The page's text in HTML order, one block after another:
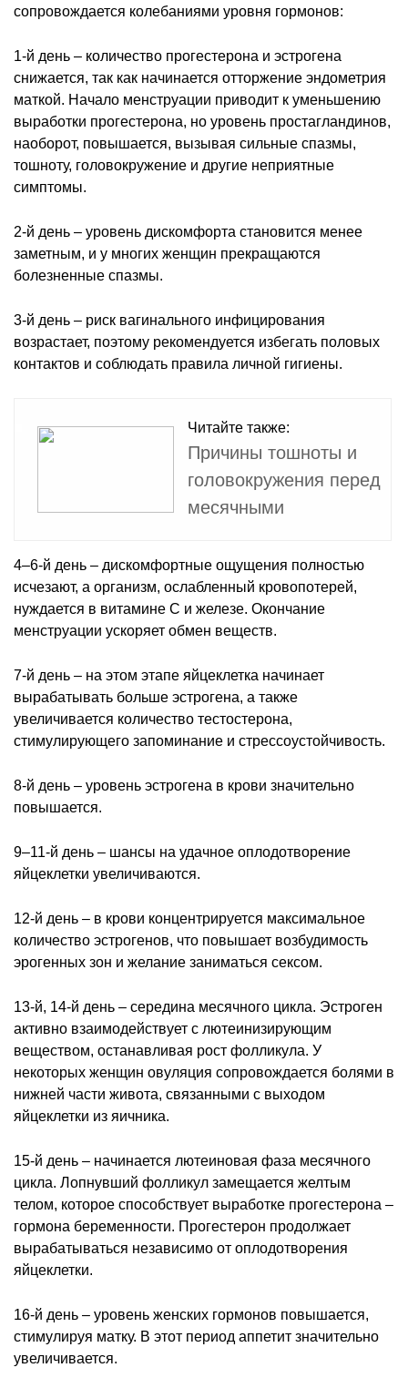
сопровождается колебаниями уровня гормонов:
1-й день – количество прогестерона и эстрогена
снижается, так как начинается отторжение эндометрия
маткой. Начало менструации приводит к уменьшению
выработки прогестерона, но уровень простагландинов,
наоборот, повышается, вызывая сильные спазмы,
тошноту, головокружение и другие неприятные
симптомы.
2-й день – уровень дискомфорта становится менее
заметным, и у многих женщин прекращаются
болезненные спазмы.
3-й день – риск вагинального инфицирования
возрастает, поэтому рекомендуется избегать половых
контактов и соблюдать правила личной гигиены.
Читайте также:
Причины тошноты и
головокружения перед
месячными
4–6-й день – дискомфортные ощущения полностью
исчезают, а организм, ослабленный кровопотерей,
нуждается в витамине С и железе. Окончание
менструации ускоряет обмен веществ.
7-й день – на этом этапе яйцеклетка начинает
вырабатывать больше эстрогена, а также
увеличивается количество тестостерона,
стимулирующего запоминание и стрессоустойчивость.
8-й день – уровень эстрогена в крови значительно
повышается.
9–11-й день – шансы на удачное оплодотворение
яйцеклетки увеличиваются.
12-й день – в крови концентрируется максимальное
количество эстрогенов, что повышает возбудимость
эрогенных зон и желание заниматься сексом.
13-й, 14-й день – середина месячного цикла. Эстроген
активно взаимодействует с лютеинизирующим
веществом, останавливая рост фолликула. У
некоторых женщин овуляция сопровождается болями в
нижней части живота, связанными с выходом
яйцеклетки из яичника.
15-й день – начинается лютеиновая фаза месячного
цикла. Лопнувший фолликул замещается желтым
телом, которое способствует выработке прогестерона –
гормона беременности. Прогестерон продолжает
вырабатываться независимо от оплодотворения
яйцеклетки.
16-й день – уровень женских гормонов повышается,
стимулируя матку. В этот период аппетит значительно
увеличивается.